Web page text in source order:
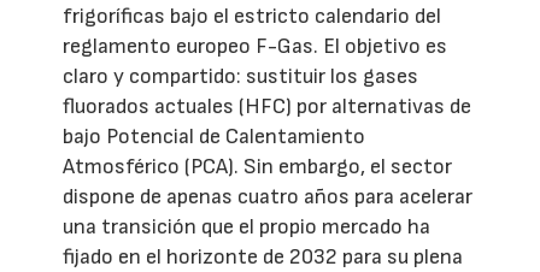
frigoríficas bajo el estricto calendario del
reglamento europeo F-Gas. El objetivo es
claro y compartido: sustituir los gases
fluorados actuales (HFC) por alternativas de
bajo Potencial de Calentamiento
Atmosférico (PCA). Sin embargo, el sector
dispone de apenas cuatro años para acelerar
una transición que el propio mercado ha
fijado en el horizonte de 2032 para su plena